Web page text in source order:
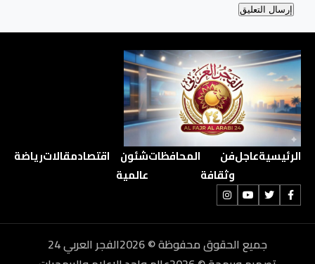
الرئيسيةعاجلفن
وثقافة
المحافظاتشئون
عالمية
اقتصادمقالاترياضة
جميع الحقوق محفوظة © 2026الفجر العربي 24